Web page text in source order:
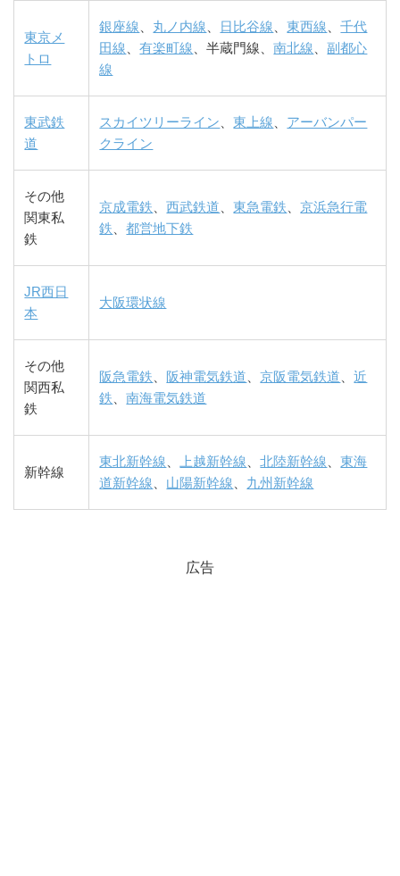
東京メ
トロ
銀座線、 丸ノ内線、 日比谷線、東西線、千代
田線、有楽町線、半蔵門線、南北線、副都心
線
東武鉄
道
スカイツリーライン、東上線、 アーバンパー
クライン
その他
関東私
鉄
京成電鉄、西武鉄道、東急電鉄、京浜急行電
鉄、都営地下鉄
JR西日
本
大阪環状線
その他
関西私
鉄
阪急電鉄、 阪神電気鉄道、京阪電気鉄道、近
鉄、南海電気鉄道
新幹線
東北新幹線、上越新幹線、北陸新幹線、東海
道新幹線、 山陽新幹線、 九州新幹線
広告